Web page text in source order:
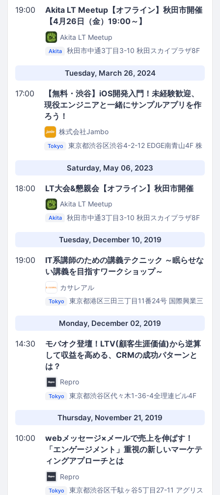
19:00
Akita LT Meetup【オフライン】秋田市開催
【4月26日（金）19:00～】
Akita LT Meetup
Akita
秋田市中通3丁目3-10 秋田スカイプラザ8F
Tuesday, March 26, 2024
17:00
【無料・渋谷】iOS開発入門！未経験歓迎、
現役エンジニアと一緒にサンプルアプリを作
ろう！
株式会社Jambo
Tokyo 東京都渋谷区渋谷4-2-12 EDGE南青山4F 株
Saturday, May 06, 2023
18:00 LT大会&懇親会【オフライン】秋田市開催
Akita LT Meetup
Akita
秋田市中通3丁目3-10 秋田スカイプラザ8F
Tuesday, December 10, 2019
19:00
IT系講師のための講義テクニック ～眠らせな
い講義を目指すワークショップ～
カサレアル
Tokyo
東京都港区三田三丁目11番24号 国際興業三
ーニングセンター
Monday, December 02, 2019
14:30
モバオク登壇！LTV(顧客生涯価値)から逆算
して収益を高める、CRMの成功パターンと
は？
Repro
Tokyo
東京都渋谷区代々木1-36-4全理連ビル4F
Thursday, November 21, 2019
10:00
webメッセージ×メールで売上を伸ばす！
「エンゲージメント」重視の新しいマーケテ
ィングアプローチとは
Repro
Tokyo
東京都渋谷区千駄ヶ谷5丁目27-11 アグリス